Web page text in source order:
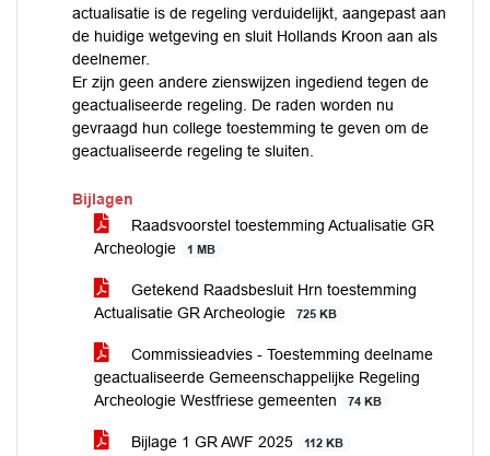
actualisatie is de regeling verduidelijkt, aangepast aan
de huidige wetgeving en sluit Hollands Kroon aan als
deelnemer.
Er zijn geen andere zienswijzen ingediend tegen de
geactualiseerde regeling. De raden worden nu
gevraagd hun college toestemming te geven om de
geactualiseerde regeling te sluiten.
Bijlagen
Raadsvoorstel toestemming Actualisatie GR
Archeologie
1 MB
Getekend Raadsbesluit Hrn toestemming
Actualisatie GR Archeologie
725 KB
Commissieadvies - Toestemming deelname
geactualiseerde Gemeenschappelijke Regeling
Archeologie Westfriese gemeenten
74 KB
Bijlage 1 GR AWF 2025 112 KB